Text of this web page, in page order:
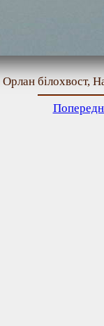
Орлан білохвост,